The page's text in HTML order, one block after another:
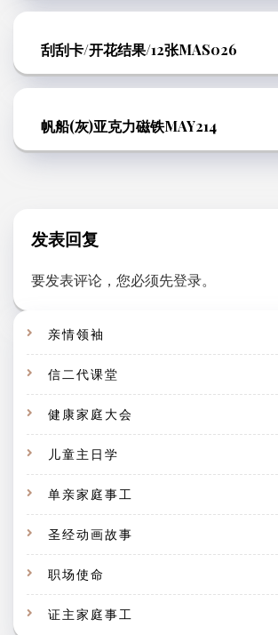
刮刮卡/开花结果/12张MAS026
帆船(灰)亚克力磁铁MAY214
发表回复
要发表评论，您必须先登录。
亲情领袖
信二代课堂
健康家庭大会
儿童主日学
单亲家庭事工
圣经动画故事
职场使命
证主家庭事工